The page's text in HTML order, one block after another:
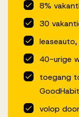
8%
30
40-urige
toegang
volop